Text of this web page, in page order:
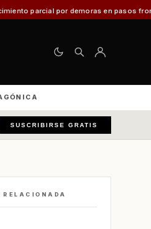
en pasos fronterizos y critican a
SUSCRIBIRSE GRATIS
RELACIONADA